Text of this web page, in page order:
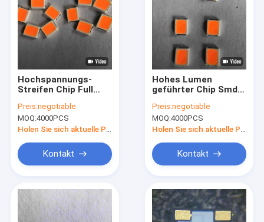
Hochspannungs-
Streifen Chip Full
18v Smd Rgb LED
Preis:negotiable
MOQ:4000PCS
Kontakt
Hohes Lumen
geführter Chip Smd
18v 30ma
Preis:negotiable
MOQ:4000PCS
Kontakt